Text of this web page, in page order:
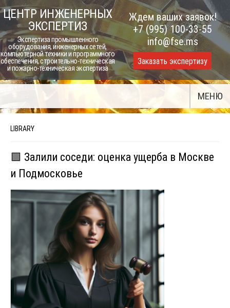
Skip
to
content
ЦЕНТР ИНЖЕНЕРНЫХ
ЭКСПЕРТИЗ
Экспертиза промышленного
оборудования, инженерных сетей,
компьютерной техники и программного
обеспечения, строительно-техническая
и пожарно-техническая экспертиза
Ждем ваших заявок!
+7 (995) 100-33-55
info@fse.ms
Заказать экспертизу
МЕНЮ
LIBRARY
🟩 Залили соседи: оценка ущерба в Москве
и Подмосковье